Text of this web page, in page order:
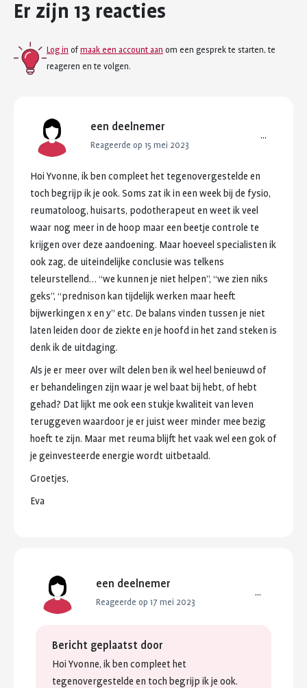
Er zijn 13 reacties
Log in of maak een account aan om een gesprek te starten, te
reageren en te volgen.
een deelnemer
Reageerde op 15 mei 2023
...
Hoi Yvonne, ik ben compleet het tegenovergestelde en
toch begrijp ik je ook. Soms zat ik in een week bij de fysio,
reumatoloog, huisarts, podotherapeut en weet ik veel
waar nog meerin de hoop maareen beetje controle te
krijgen overdeze aandoening. Maarhoeveel specialisten ik
ook zag, de uiteindelijke conclusie was telkens
teleurstellend… “we kunnen je niet helpen”, “we zien niks
geks”, “prednison kan tijdelijk werken maarheeft
bijwerkingen xen y” etc. De balans vinden tussen je niet
laten leiden doorde ziekte en je hoofd in het zand steken is
denk ik de uitdaging.
Als je er meeroverwilt delen ben ik wel heel benieuwd of
erbehandelingen zijn waarje wel baat bij hebt, of hebt
gehad? Dat lijkt me ook een stukje kwaliteit van leven
teruggeven waardoorje erjuist weer minder mee bezig
hoeft te zijn. Maar met reumablijft het vaak wel een gok of
je geinvesteerde energie wordt uitbetaald.
Groetjes,
Eva
een deelnemer
Reageerde op 17 mei 2023
...
Bericht geplaatst door
Hoi Yvonne, ik ben compleet het
tegenovergestelde en toch begrijp ik je ook.